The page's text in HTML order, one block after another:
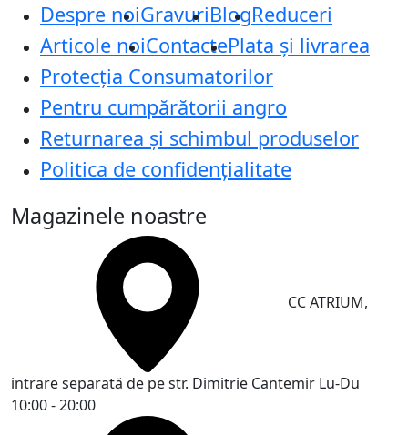
Despre noiGravuriBlogReduceri
Articole noiContactePlata și livrarea
Protecţia Consumatorilor
Pentru cumpărătorii angro
Returnarea și schimbul produselor
Politica de confidențialitate
Magazinele noastre
CC ATRIUM,
intrare separată de pe str. Dimitrie Cantemir Lu-Du
10:00 - 20:00